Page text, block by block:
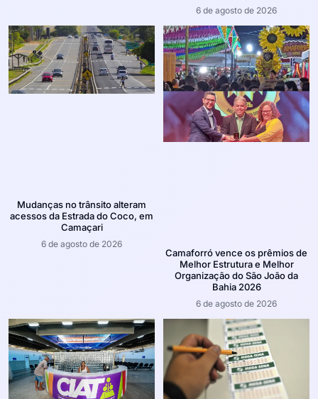
6 de agosto de 2026
Mudanças no trânsito alteram
acessos da Estrada do Coco, em
Camaçari
6 de agosto de 2026
Camaforró vence os prêmios de
Melhor Estrutura e Melhor
Organização do São João da
Bahia 2026
6 de agosto de 2026